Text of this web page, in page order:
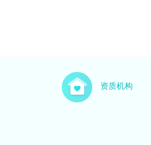
资质机构